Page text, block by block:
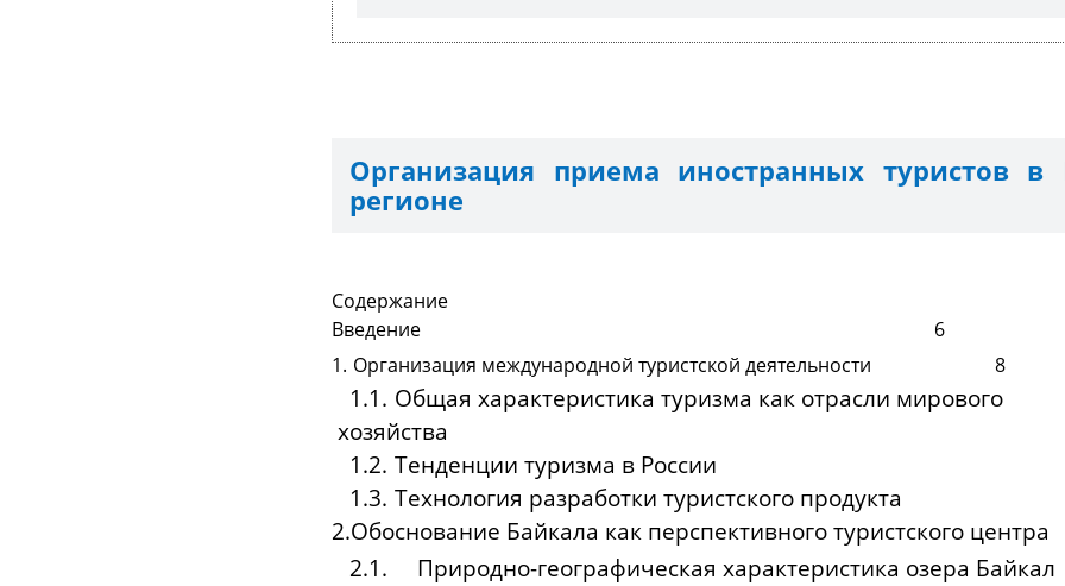
Организация приема иностранных туристов в
регионе
Содержание
Введение 6
1. Организация международной туристской деятельности 8
1.1. Общая характеристика туризма как отрасли мирового
хозяйства
1.2. Тенденции туризма в России
1.3. Технология разработки туристского
2.Обоснование Байкала как перспективного туристского
2.1.
Природно-географическая характеристика озера